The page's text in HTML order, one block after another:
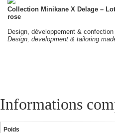
Collection Minikane X Delage –
rose
Design, développement &
Design, development & tailoring
Informations
Poids